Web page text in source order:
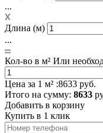
...
Длина (м)
...
Кол-во в м² Или
Цена за 1 м² :8633 руб.
Итого на сумму: 8633
Добавить в корзину
Купить в 1 клик